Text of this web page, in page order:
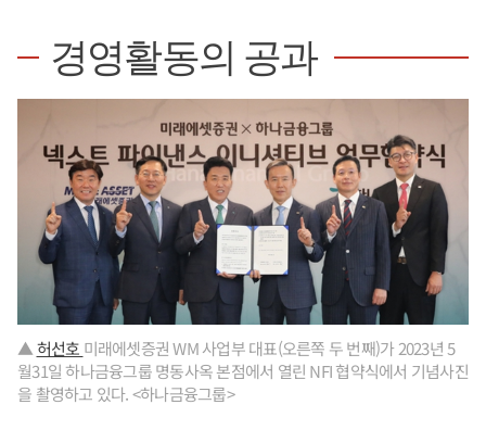
경영활동의 공과
▲허선호 미래에셋증권 WM 사업부 대표(오른쪽 두 번째)가 2023년 5
월31일 하나금융그룹 명동사옥 본점에서 열린 NFI 협약식에서 기념사진
을 촬영하고 있다. <하나금융그룹>